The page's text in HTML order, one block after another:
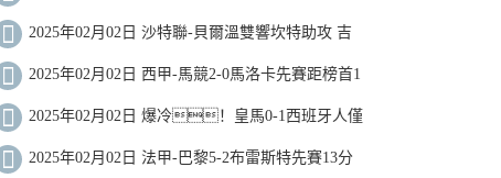
首6分仍居第3 雷特吉造點+失點
2025年02月02日 沙特聯-貝爾溫雙響坎特助攻 吉
達聯合4-3卡赫胡德
2025年02月02日 西甲-馬競2-0馬洛卡先賽距榜首1
分 利諾建功格列茲曼吊射破門
2025年02月02日 爆冷！皇馬0-1西班牙人僅
1分領跑&下輪踢馬競 維尼修斯進球被吹
2025年02月02日 法甲-巴黎5-2布雷斯特先賽13分